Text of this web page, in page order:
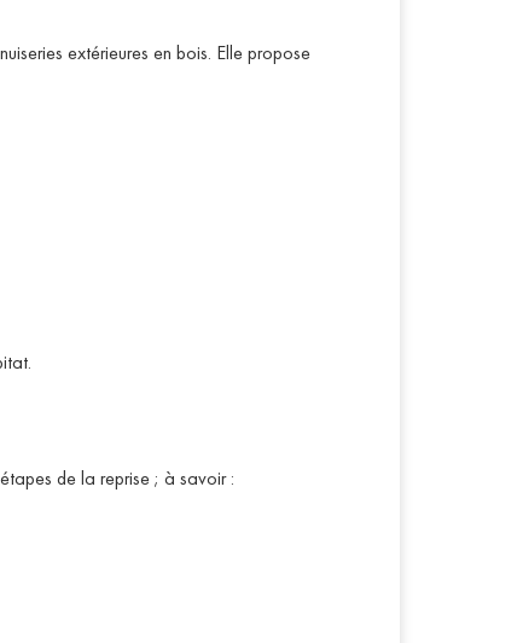
extérieures en bois. Elle propose
de la reprise ; à savoir :